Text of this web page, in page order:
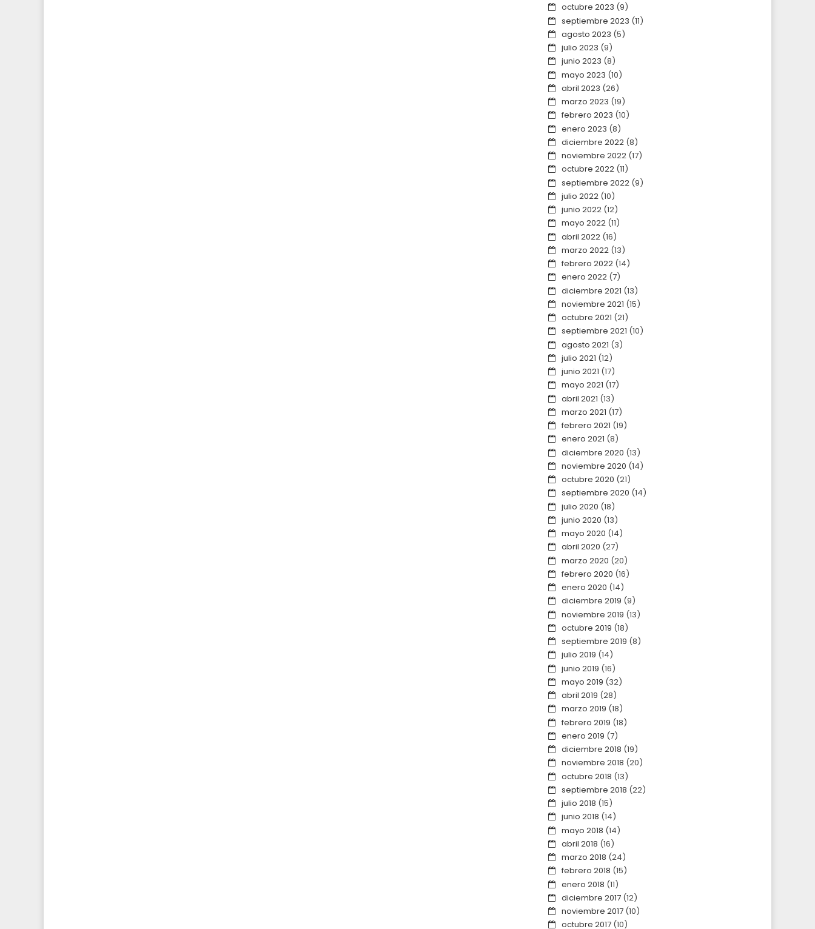
octubre 2023 (9)
septiembre 2023 (11)
agosto 2023 (5)
julio 2023 (9)
junio 2023 (8)
mayo 2023 (10)
abril 2023 (26)
marzo 2023 (19)
febrero 2023 (10)
enero 2023 (8)
diciembre 2022(8)
noviembre 2022(17)
octubre 2022(11)
septiembre 2022(9)
julio 2022(10)
junio 2022(12)
mayo 2022(11)
abril 2022(16)
marzo 2022(13)
febrero 2022(14)
enero 2022(7)
diciembre 2021 (13)
noviembre 2021 (15)
octubre 2021 (21)
septiembre 2021 (10)
agosto 2021 (3)
julio 2021 (12)
junio 2021 (17)
mayo 2021 (17)
abril 2021 (13)
marzo 2021 (17)
febrero 2021 (19)
enero 2021 (8)
diciembre 2020 (13)
noviembre 2020 (14)
octubre 2020 (21)
septiembre 2020 (14)
julio 2020 (18)
junio 2020 (13)
mayo 2020 (14)
abril 2020 (27)
marzo 2020 (20)
febrero 2020 (16)
enero 2020 (14)
diciembre 2019 (9)
noviembre 2019 (13)
octubre 2019 (18)
septiembre 2019 (8)
julio 2019 (14)
junio 2019 (16)
mayo 2019 (32)
abril 2019 (28)
marzo 2019 (18)
febrero 2019 (18)
enero 2019 (7)
diciembre 2018 (19)
noviembre 2018 (20)
octubre 2018 (13)
septiembre 2018 (22)
julio 2018 (15)
junio 2018 (14)
mayo 2018 (14)
abril 2018 (16)
marzo 2018 (24)
febrero 2018 (15)
enero 2018 (11)
diciembre 2017(12)
noviembre 2017(10)
octubre 2017(10)